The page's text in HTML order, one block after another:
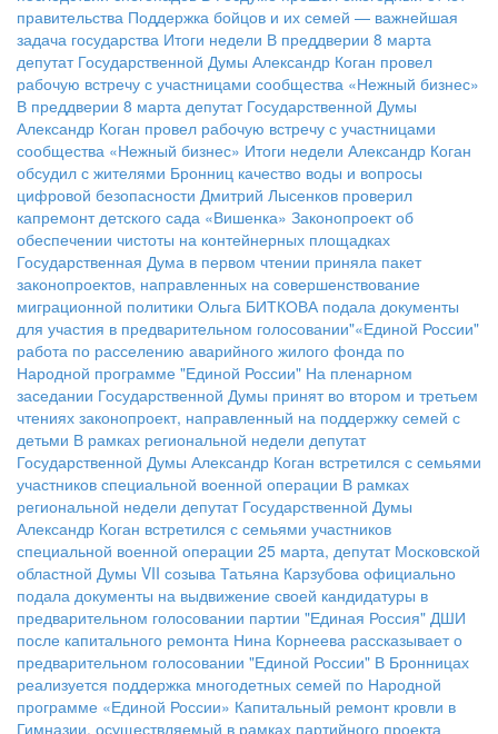
правительства Поддержка бойцов и их семей — важнейшая
задача государства Итоги недели В преддверии 8 марта
депутат Государственной Думы Александр Коган провел
рабочую встречу с участницами сообщества «Нежный бизнес»
В преддверии 8 марта депутат Государственной Думы
Александр Коган провел рабочую встречу с участницами
сообщества «Нежный бизнес» Итоги недели Александр Коган
обсудил с жителями Бронниц качество воды и вопросы
цифровой безопасности Дмитрий Лысенков проверил
капремонт детского сада «Вишенка» Законопроект об
обеспечении чистоты на контейнерных площадках
Государственная Дума в первом чтении приняла пакет
законопроектов, направленных на совершенствование
миграционной политики Ольга БИТКОВА подала документы
для участия в предварительном голосовании"«Единой России"
работа по расселению аварийного жилого фонда по
Народной программе "Единой России" На пленарном
заседании Государственной Думы принят во втором и третьем
чтениях законопроект, направленный на поддержку семей с
детьми В рамках региональной недели депутат
Государственной Думы Александр Коган встретился с семьями
участников специальной военной операции В рамках
региональной недели депутат Государственной Думы
Александр Коган встретился с семьями участников
специальной военной операции 25 марта, депутат Московской
областной Думы VII созыва Татьяна Карзубова официально
подала документы на выдвижение своей кандидатуры в
предварительном голосовании партии "Единая Россия" ДШИ
после капитального ремонта Нина Корнеева рассказывает о
предварительном голосовании "Единой России" В Бронницах
реализуется поддержка многодетных семей по Народной
программе «Единой России» Капитальный ремонт кровли в
Гимназии, осуществляемый в рамках партийного проекта